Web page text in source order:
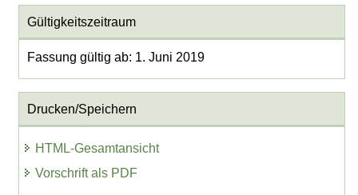
Gültigkeitszeitraum
Fassung gültig ab: 1. Juni 2019
Drucken/Speichern
HTML-Gesamtansicht
Vorschrift als PDF